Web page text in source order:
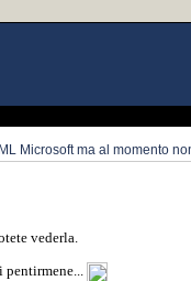
Microsoft ma al momento
vederla.
pentirmene...